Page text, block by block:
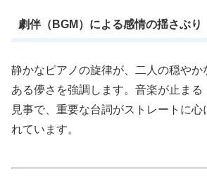
劇伴（BGM）による感情の揺さぶり
静かなピアノの旋律が、二人の穏やか
ある儚さを強調します。音楽が止まる
見事で、重要な台詞がストレートに心
れています。